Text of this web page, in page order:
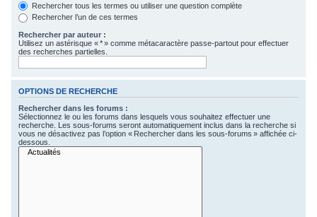
Rechercher tous les termes ou utiliser une question complète
Rechercher l’un de ces termes
Rechercher par auteur :
Utilisez un astérisque « * » comme métacaractère passe-partout pour effectuer
des recherches partielles.
OPTIONS DE RECHERCHE
Rechercher dans les forums :
Sélectionnez le ou les forums dans lesquels vous souhaitez effectuer une
recherche. Les sous-forums seront automatiquement inclus dans la recherche si
vous ne désactivez pas l’option « Rechercher dans les sous-forums » affichée ci-
dessous.